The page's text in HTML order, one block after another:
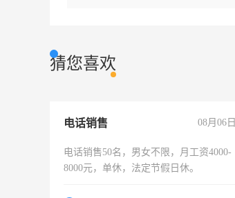
猜您喜欢
电话销售 08月06日
电话销售50名，男女不限，月工资4000-
8000元，单休，法定节假日休。